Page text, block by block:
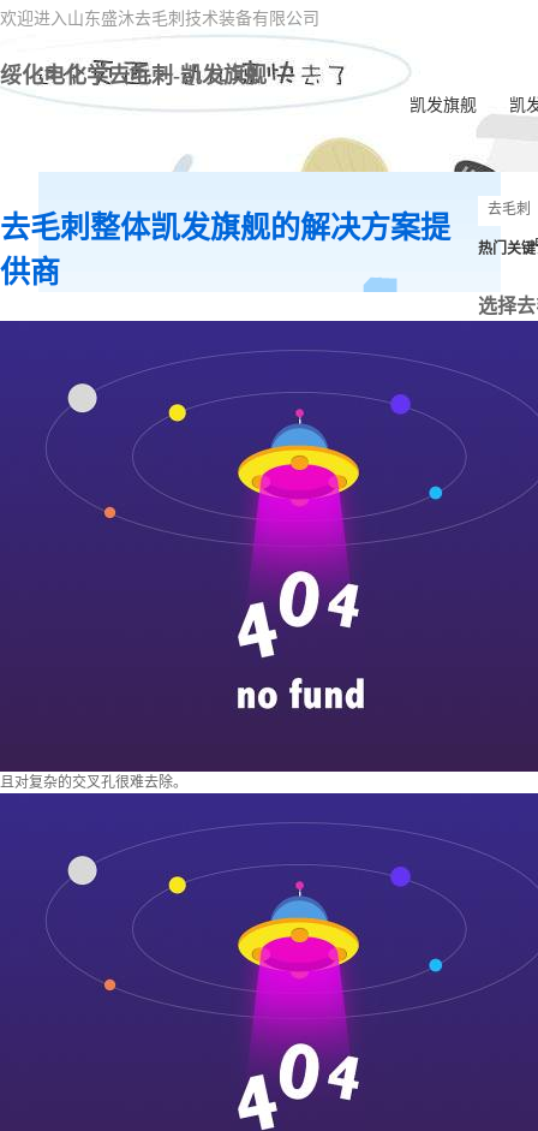
欢迎进入山东盛沐去毛刺技术装备有限公司
绥化电化学去毛刺-凯发旗舰
凯发旗舰 凯
去毛刺整体凯发旗舰的解决方案提
供商
热门关
选择
且对复杂的交叉孔很难去除。